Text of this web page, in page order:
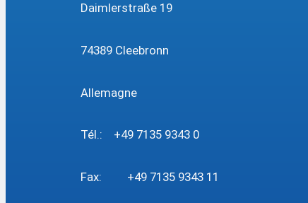
Daimlerstraße 19
74389 Cleebronn
Allemagne
Tél.: +49 7135 9343 0
Fax: +49 7135 9343 11